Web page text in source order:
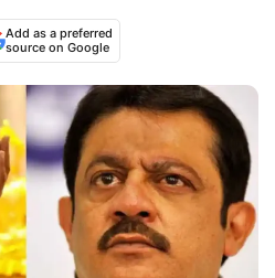
Add as a preferred
source on Google